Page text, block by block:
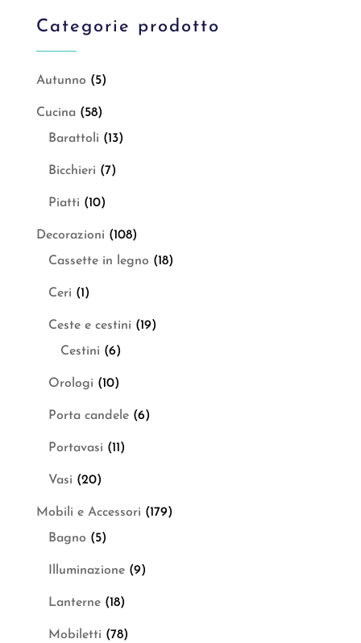
Categorie prodotto
Autunno (5)
Cucina (58)
Barattoli (13)
Bicchieri (7)
Piatti (10)
Decorazioni (108)
Cassette in legno (18)
Ceri (1)
Ceste e cestini (19)
Cestini (6)
Orologi (10)
Porta candele (6)
Portavasi (11)
Vasi (20)
Mobili e Accessori (179)
Bagno (5)
Illuminazione (9)
Lanterne (18)
Mobiletti (78)